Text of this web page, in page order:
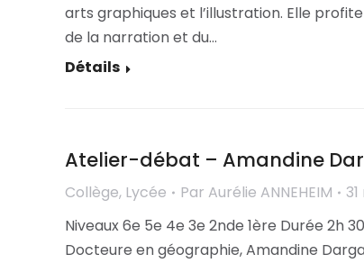
arts graphiques et l’illustration. Elle
de la narration et du…
Détails
Atelier-débat – Amandine
Collège, Lycée Par Aurélie ANNEHEIM
Niveaux 6e 5e 4e 3e 2nde 1ère Durée 2h
Docteure en géographie, Amandine